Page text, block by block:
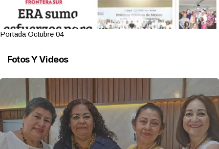
Portada Octubre 04
Fotos Y Videos